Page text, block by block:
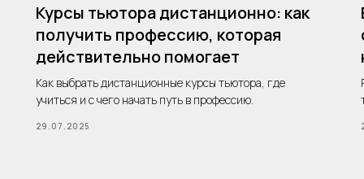
Курсы тьютора дистанционно: как
получить профессию, которая
действительно помогает
Как выбрать дистанционные курсы тьютора, где
учиться и с чего начать путь в профессию.
29.07.2025